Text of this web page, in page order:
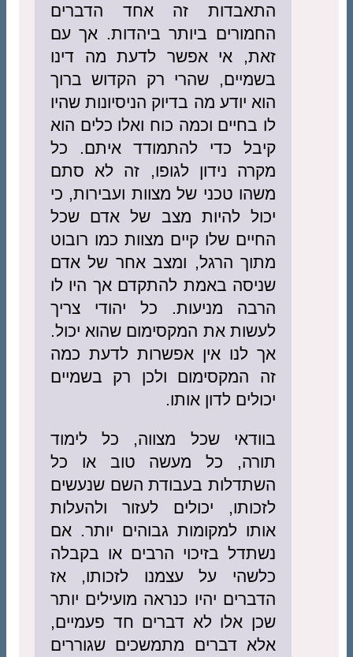
התאבדות זה אחד הדברים
החמורים ביותר ביהדות. אך עם
זאת, אי אפשר לדעת מה דינו
בשמיים, שהרי רק הקדוש ברוך
הוא יודע מה בדיוק הניסיונות שהיו
לו בחיים וכמה כוח ואלו כלים הוא
קיבל כדי להתמודד איתם. כל
מקרה נידון לגופו, זה לא סתם
משהו טכני של מצוות ועבירות, כי
יכול להיות מצב של אדם שכל
החיים שלו קיים מצוות כמו רובוט
מתוך הרגל, ומצב אחר של אדם
שניסה באמת להתקדם אך היו לו
הרבה מניעות. כל יהודי צריך
לעשות את המקסימום שהוא יכול.
אך לנו אין אפשרות לדעת כמה
זה המקסימום ולכן רק בשמיים
יכולים לדון אותו.
בוודאי שכל מצווה, כל לימוד
תורה, כל מעשה טוב או כל
השתדלות בעבודת השם שנעשים
לזכותו, יכולים לעזור ולהעלות
אותו למקומות גבוהים יותר. אם
נשתדל בזיכוי הרבים או בקבלה
כלשהי על עצמנו לזכותו, אז
הדברים יהיו כנראה מועילים יותר
שכן אלו לא דברים חד פעמיים,
אלא דברים מתמשכים שגוררים